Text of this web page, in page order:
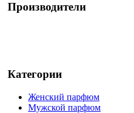
Производители
Категории
Женский парфюм
Мужской парфюм